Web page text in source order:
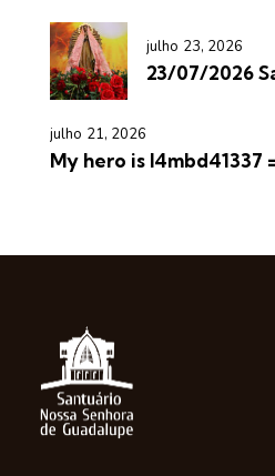
julho 23, 2026
23/07/2026
julho 21, 2026
My hero is l4mbd41337